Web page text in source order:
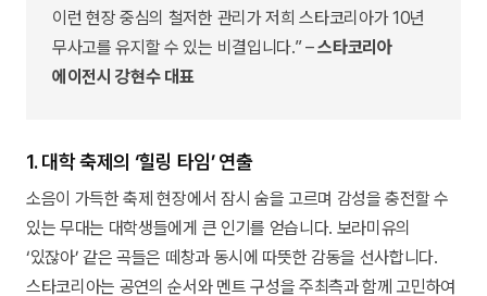
이런 현장 중심의 철저한 관리가 저희 스타코리아가 10년
무사고를 유지할 수 있는 비결입니다.” –스타코리아
에이전시 강현수 대표
1. 대학 축제의 ‘힐링 타임’ 연출
소음이 가득한 축제 현장에서 잠시 숨을 고르며 감성을 충전할 수
있는 무대는 대학생들에게 큰 인기를 얻습니다. 보라미유의
‘있잖아’ 같은 곡들은 떼창과 동시에 따뜻한 감동을 선사합니다.
스타코리아는 공연의 순서와 멘트 구성을 주최측과 함께 고민하여